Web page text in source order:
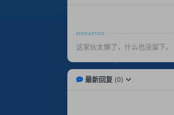
这家伙太懒了，什么也没留下。
最新回复(0)